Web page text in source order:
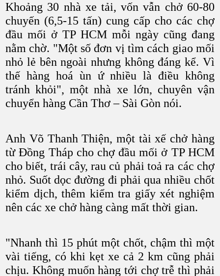
Khoảng 30 nhà xe tải, vốn vẫn chở 60-80
chuyến (6,5-15 tấn) cung cấp cho các chợ
đầu mối ở TP HCM mỗi ngày cũng đang
nằm chờ. "Một số đơn vị tìm cách giao mối
nhỏ lẻ bên ngoài nhưng không đáng kể. Vì
thế hàng hoá ùn ứ nhiều là điều không
tránh khỏi", một nhà xe lớn, chuyên vận
chuyển hàng Cần Thơ – Sài Gòn nói.
Anh Võ Thanh Thiện, một tài xế chở hàng
từ Đồng Tháp cho chợ đầu mối ở TP HCM
cho biết, trái cây, rau củ phải toả ra các chợ
nhỏ. Suốt dọc đường đi phải qua nhiều chốt
kiểm dịch, thêm kiểm tra giấy xét nghiệm
nên các xe chở hàng càng mất thời gian.
"Nhanh thì 15 phút một chốt, chậm thì một
vài tiếng, có khi kẹt xe cả 2 km cũng phải
chịu. Không muốn hàng tới chợ trễ thì phải